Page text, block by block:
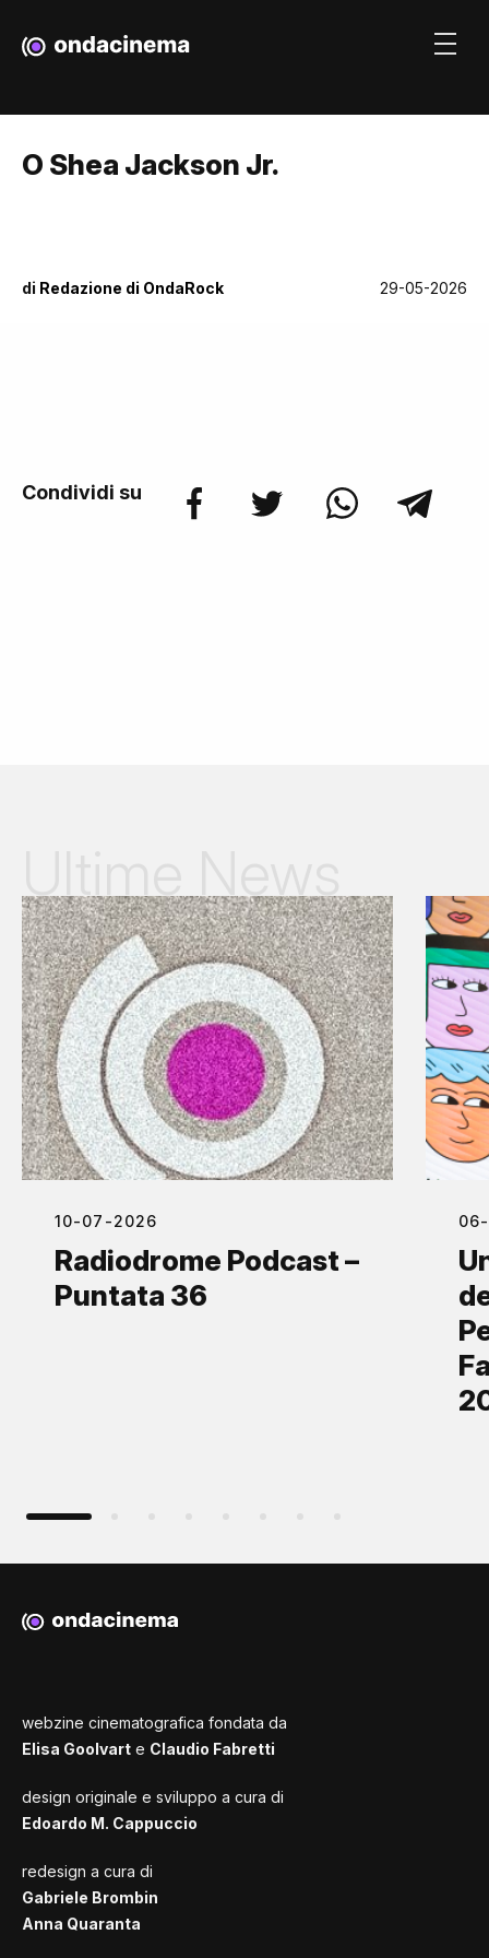
O Shea Jackson Jr.
di Redazione di OndaRock 29-05-2026
Condividi su
10-07-2026
Radiodrome Podcast –
Puntata 36
webzine cinematografica fondata da
Elisa Goolvart e Claudio Fabretti
design originale e sviluppo a cura di
Edoardo M. Cappuccio
redesign a cura di
Gabriele Brombin
Anna Quaranta